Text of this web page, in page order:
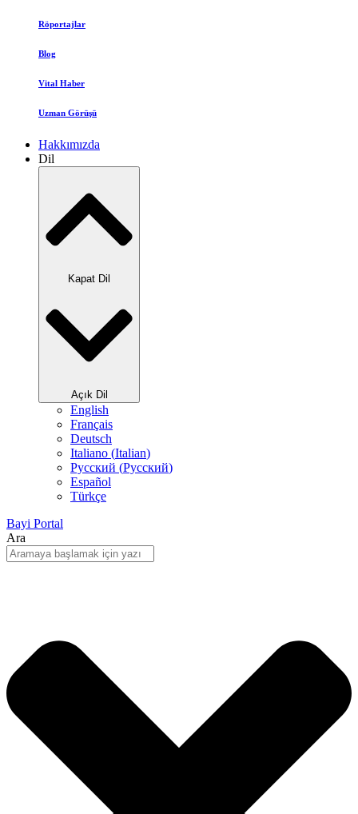
Röportajlar
Blog
Vital Haber
Uzman Görüşü
Hakkımızda
Dil
Kapat Dil
Açık Dil
English
Français
Deutsch
Italiano (Italian)
Русский (Pусский)
Español
Türkçe
Bayi Portal
Ara